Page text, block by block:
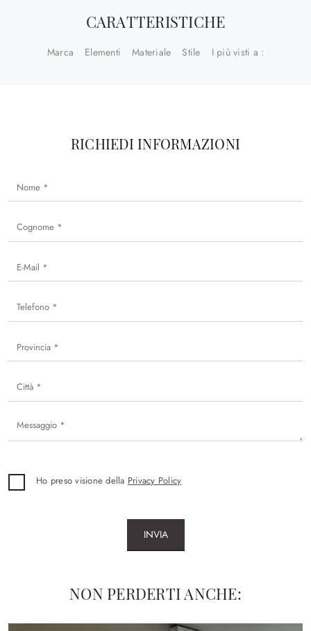
CARATTERISTICHE
Marca Elementi Materiale Stile I più visti a :
RICHIEDI INFORMAZIONI
Ho preso visione della Privacy Policy
INVIA
NON PERDERTI ANCHE: